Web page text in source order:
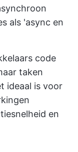
als 'async en
code
taken
ideaal is voor
en